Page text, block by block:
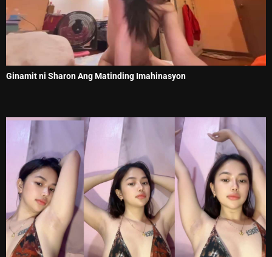
Ginamit ni Sharon Ang Matinding Imahinasyon